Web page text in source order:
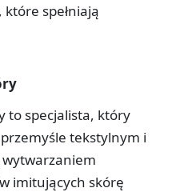
spełniają
to specjalista, który
tekstylnym i
imitujących skórę